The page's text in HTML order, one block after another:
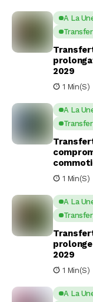
A La
2029
1 Min(s)
A La
1 Min(s)
A La
prolonge
2029
1 Min(s)
A La